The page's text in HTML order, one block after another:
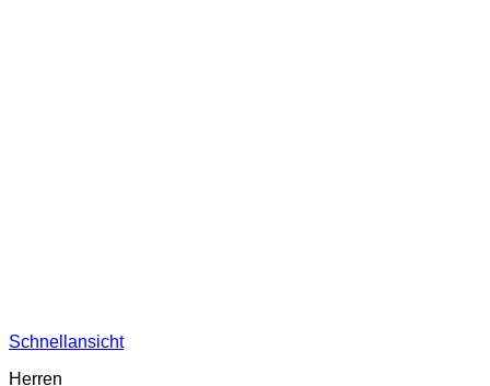
Schnellansicht
Herren